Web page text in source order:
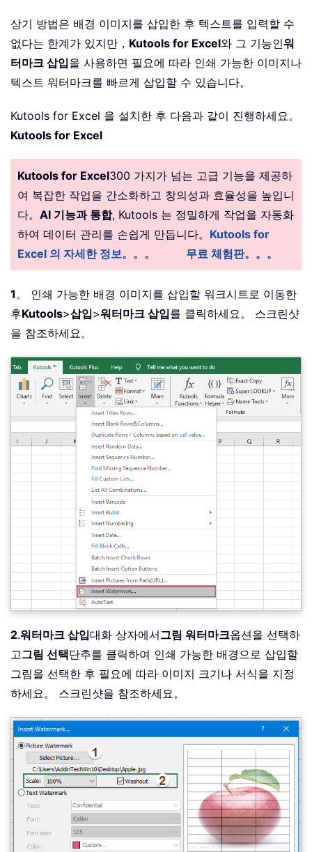
상기 방법은 배경 이미지를 삽입한 후 텍스트를 입력할 수
없다는 한계가 있지만， Kutools for Excel와 그 기능인워
터마크 삽입을 사용하면 필요에 따라 인쇄 가능한 이미지나
텍스트 워터마크를 빠르게 삽입할 수 있습니다。
Kutools for Excel 을 설치한 후 다음과 같이 진행하세요。
Kutools for Excel
Kutools for Excel300 가지가 넘는 고급 기능을 제공하
여 복잡한 작업을 간소화하고 창의성과 효율성을 높입니
다。 AI 기능과 통합, Kutools 는 정밀하게 작업을 자동화
하여 데이터 관리를 손쉽게 만듭니다。 Kutools for
Excel 의 자세한 정보。。。
무료 체험판。。。
1 。 인쇄 가능한 배경 이미지를 삽입할 워크시트로 이동한
후Kutools>삽입>워터마크 삽입를 클릭하세요。 스크린샷
을 참조하세요。
2.워터마크 삽입대화 상자에서그림 워터마크옵션을 선택하
고그림 선택단추를 클릭하여 인쇄 가능한 배경으로 삽입할
그림을 선택한 후 필요에 따라 이미지 크기나 서식을 지정
하세요。 스크린샷을 참조하세요。